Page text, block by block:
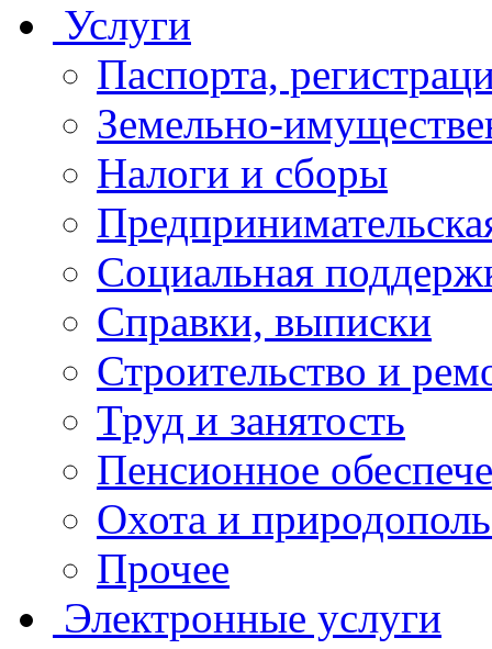
Услуги
Паспорта,
Земельно-
Налоги и сборы
Социальная
Справки, выписки
Строительство и
Труд и занятость
Пенсионное
Охота и
Прочее
Электронные услуги